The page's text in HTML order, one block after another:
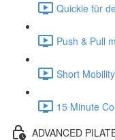
Quickie für
Push & Pull
Short
15 Minute
ADVANCED